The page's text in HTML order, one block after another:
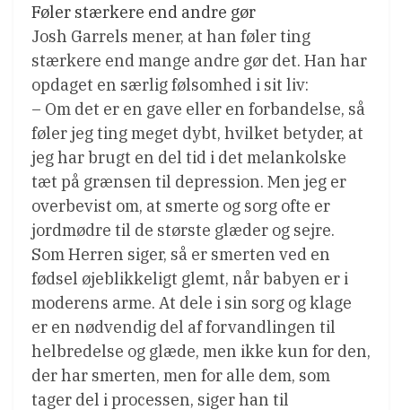
Føler stærkere end andre gør
Josh Garrels mener, at han føler ting
stærkere end mange andre gør det. Han har
opdaget en særlig følsomhed i sit liv:
– Om det er en gave eller en forbandelse, så
føler jeg ting meget dybt, hvilket betyder, at
jeg har brugt en del tid i det melankolske
tæt på grænsen til depression. Men jeg er
overbevist om, at smerte og sorg ofte er
jordmødre til de største glæder og sejre.
Som Herren siger, så er smerten ved en
fødsel øjeblikkeligt glemt, når babyen er i
moderens arme. At dele i sin sorg og klage
er en nødvendig del af forvandlingen til
helbredelse og glæde, men ikke kun for den,
der har smerten, men for alle dem, som
tager del i processen, siger han til